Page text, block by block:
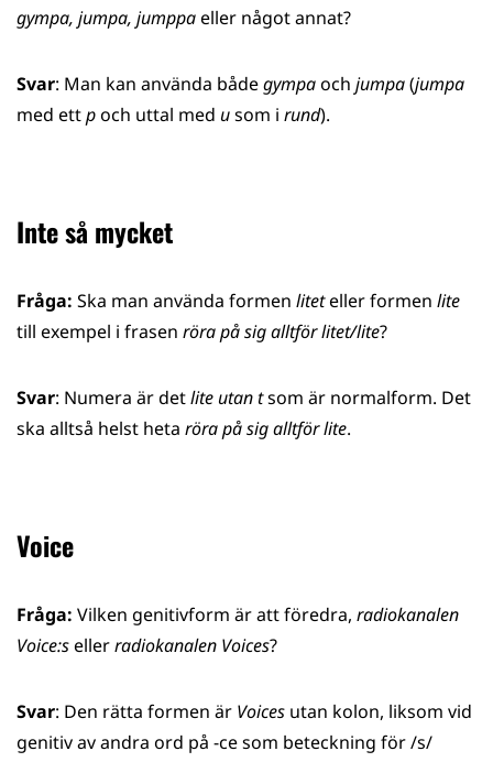
gympa, jumpa, jumppaeller något annat?
Svar: Man kan använda bådegympaoch jumpa(jumpa
med ettpoch uttal med usom i rund).
Inte så mycket
Fråga: Ska man använda formen liteteller formen lite
till exempel i frasen röra på sig alltför litet/lite?
Svar: Numera är detlite utan tsom är normalform. Det
ska alltså helst heta röra på sig alltför lite.
Voice
Fråga: Vilken genitivform är att föredra, radiokanalen
Voice:sellerradiokanalen Voices?
Svar: Den rätta formen är Voices utan kolon, liksom vid
genitiv av andra ord på -ce som beteckning för /s/